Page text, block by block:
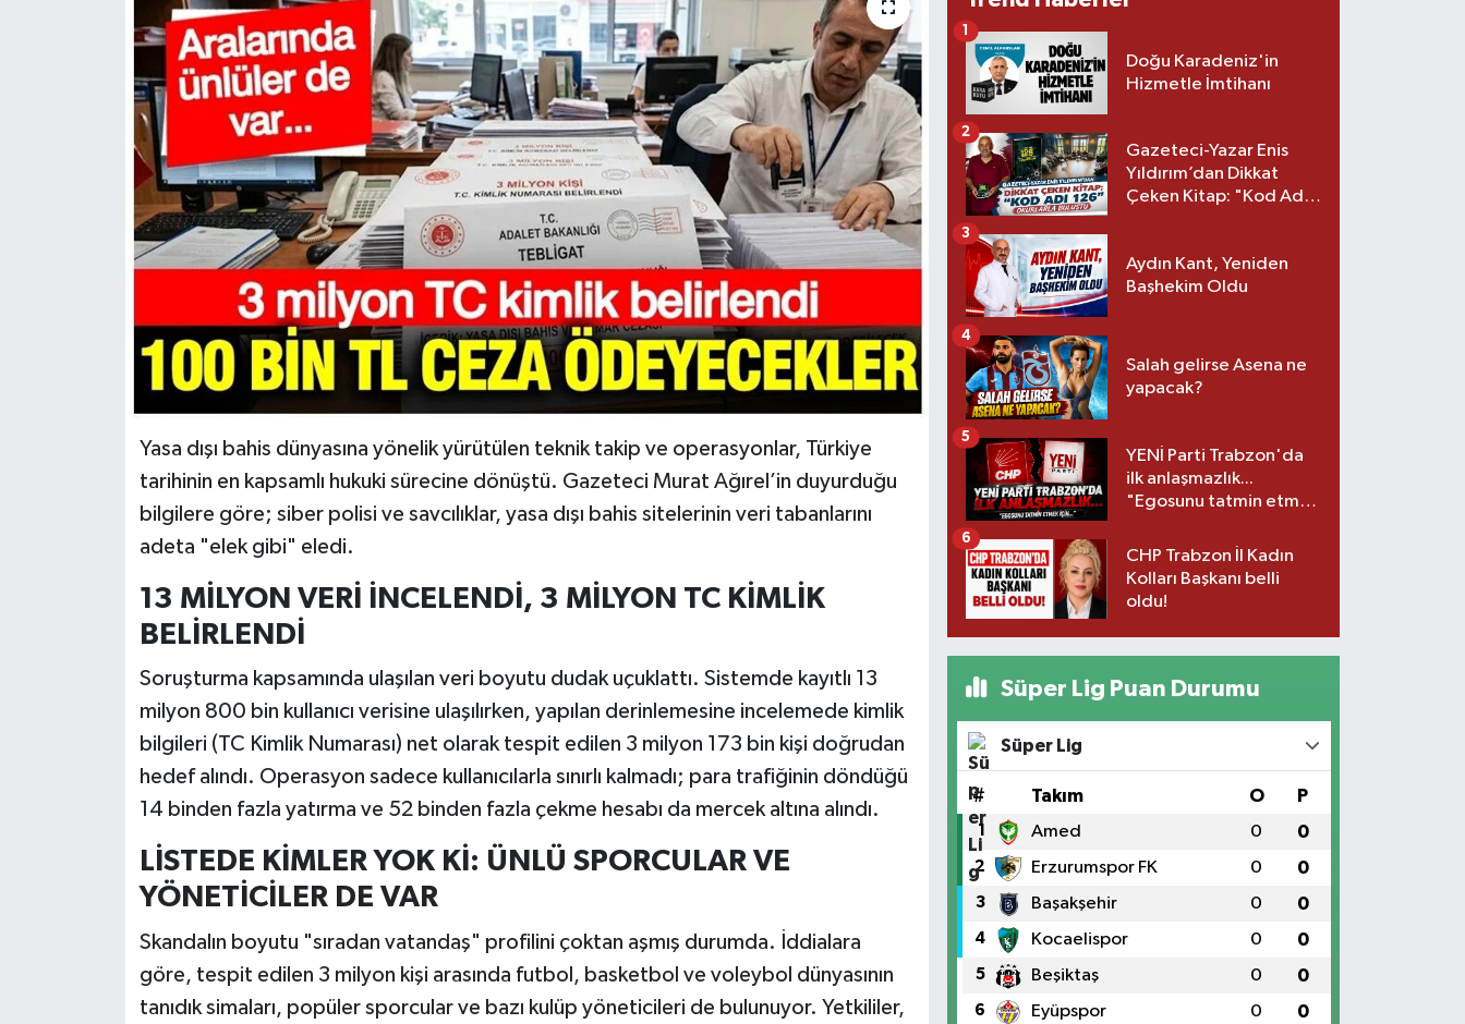
Yasa dışı bahis dünyasına yönelik yürütülen teknik takip ve operasyonlar, Türkiye
tarihinin en kapsamlı hukuki sürecine dönüştü. Gazeteci Murat Ağırel’in duyurduğu
bilgilere göre; siber polisi ve savcılıklar, yasa dışı bahis sitelerinin veri tabanlarını
adeta "elek gibi" eledi.
13 MİLYON VERİ İNCELENDİ, 3 MİLYON TC KİMLİK
BELİRLENDİ
Soruşturma kapsamında ulaşılan veri boyutu dudak uçuklattı. Sistemde kayıtlı 13
milyon 800 bin kullanıcı verisine ulaşılırken, yapılan derinlemesine incelemede kimlik
bilgileri (TC Kimlik Numarası) net olarak tespit edilen 3 milyon 173 bin kişi doğrudan
hedef alındı. Operasyon sadece kullanıcılarla sınırlı kalmadı; para trafiğinin döndüğü
14 binden fazla yatırma ve 52 binden fazla çekme hesabı da mercek altına alındı.
LİSTEDE KİMLER YOK Kİ: ÜNLÜ SPORCULAR VE
YÖNETİCİLER DE VAR
Skandalın boyutu "sıradan vatandaş" profilini çoktan aşmış durumda. İddialara
göre, tespit edilen 3 milyon kişi arasında futbol, basketbol ve voleybol dünyasının
tanıdık simaları, popüler sporcular ve bazı kulüp yöneticileri de bulunuyor. Yetkililer,
Doğu Karadeniz'in
Hizmetle İmtihanı
1
Gazeteci-Yazar Enis
Yıldırım’dan Dikkat
Çeken Kitap: "Kod Adı
2
Aydın Kant, Yeniden
Başhekim Oldu
3
Salah gelirse Asena ne
yapacak?
4
YENİ Parti Trabzon'da
ilk anlaşmazlık...
"Egosunu tatmin etmek
5
CHP Trabzon İl Kadın
Kolları Başkanı belli
oldu!
6
Süper Lig Puan Durumu
Süper Lig
# Takım O P
1 Amed 0 0
2 Erzurumspor FK 0 0
3 Başakşehir 0 0
4 Kocaelispor 0 0
5 Beşiktaş 0 0
6 Eyüpspor 0 0